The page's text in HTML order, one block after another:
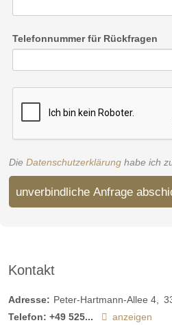
Telefonnummer für Rückfragen
Die Datenschutzerklärung habe ich
unverbindliche Anfrage
Kontakt
Adresse: Peter-Hartmann-Allee 4
Telefon: +49 525...
anzeigen